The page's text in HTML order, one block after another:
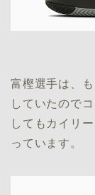
富樫選手は、
していたので
してもカイリ
っています。